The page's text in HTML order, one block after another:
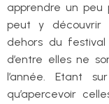
apprendre un peu
peut y découvrir
dehors du
d’entre elles ne
l’année. Etant
qu’apercevoir